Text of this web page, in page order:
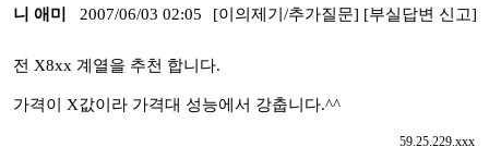
니 애미 2007/06/03 02:05 [이의제기/추가질문] [부실답변 신고]
전 X8xx 계열을 추천 합니다.
가격이 X값이라 가격대 성능에서 강춥니다.^^
59.25.229.xxx